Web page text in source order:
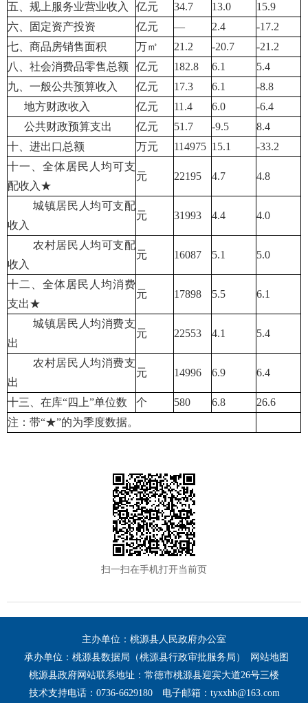
五、规上服务业营业收入 亿元 34.7 13.0
15.9
六、固定资产投资
亿元 — 2.4
-17.2
七、商品房销售面积
万㎡ 21.2 -20.7
-21.2
八、社会消费品零售总额
亿元 182.8 6.1
5.4
九、一般公共预算收入
亿元 17.3 6.1
-8.8
地方财政收入
亿元 11.4 6.0
-6.4
公共财政预算支出
亿元 51.7 -9.5
8.4
十、进出口总额
万元 114975 15.1
-33.2
十一、全体居民人均可支
配收入★
元 22195 4.7 4.8
城镇居民人均可支配
收入
元 31993 4.4 4.0
农村居民人均可支配
收入
元 16087 5.1 5.0
十二、全体居民人均消费
支出★
元 17898 5.5 6.1
城镇居民人均消费支
出
元 22553 4.1 5.4
农村居民人均消费支
出
元 14996 6.9 6.4
十三、在库“四上”单位数 个 580 6.8
26.6
注：带“★”的为季度数据。
扫一扫在手机打开当前页
主办单位：桃源县人民政府办公室
承办单位：桃源县数据局（桃源县行政审批服务局）
网站地图
桃源县政府网站联系地址：常德市桃源县迎宾大道26号三楼
技术支持电话：0736-6629180
电子邮箱：tyxxhb@163.com